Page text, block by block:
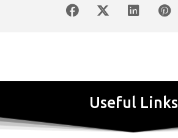
Useful Links